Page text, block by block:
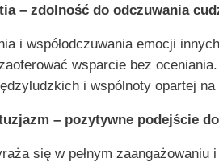
– zdolność do odczuwania
i współodczuwania emocji
wsparcie bez
i wspólnoty opartej
– pozytywne podejście
się w pełnym